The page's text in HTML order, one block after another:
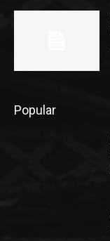
Popular